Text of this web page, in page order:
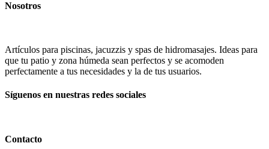
Nosotros
Artículos para piscinas, jacuzzis y spas de hidromasajes. Ideas para
que tu patio y zona húmeda sean perfectos y se acomoden
perfectamente a tus necesidades y la de tus usuarios.
Síguenos en nuestras redes sociales
Contacto